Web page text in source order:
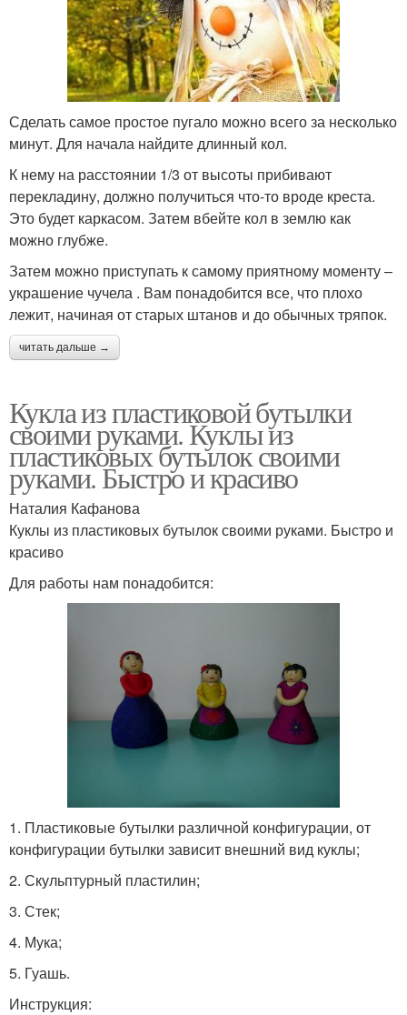
Сделать самое простое пугало можно всего за несколько
минут. Для начала найдите длинный кол.
К нему на расстоянии 1/3 от высоты прибивают
перекладину, должно получиться что-то вроде креста.
Это будет каркасом. Затем вбейте кол в землю как
можно глубже.
Затем можно приступать к самому приятному моменту –
украшение чучела . Вам понадобится все, что плохо
лежит, начиная от старых штанов и до обычных тряпок.
читать дальше →
Кукла из пластиковой бутылки
своими руками. Куклы из
пластиковых бутылок своими
руками. Быстро и красиво
Наталия Кафанова
Куклы из пластиковых бутылок своими руками. Быстро и
красиво
Для работы нам понадобится:
1. Пластиковые бутылки различной конфигурации, от
конфигурации бутылки зависит внешний вид куклы;
2. Скульптурный пластилин;
3. Стек;
4. Мука;
5. Гуашь.
Инструкция: